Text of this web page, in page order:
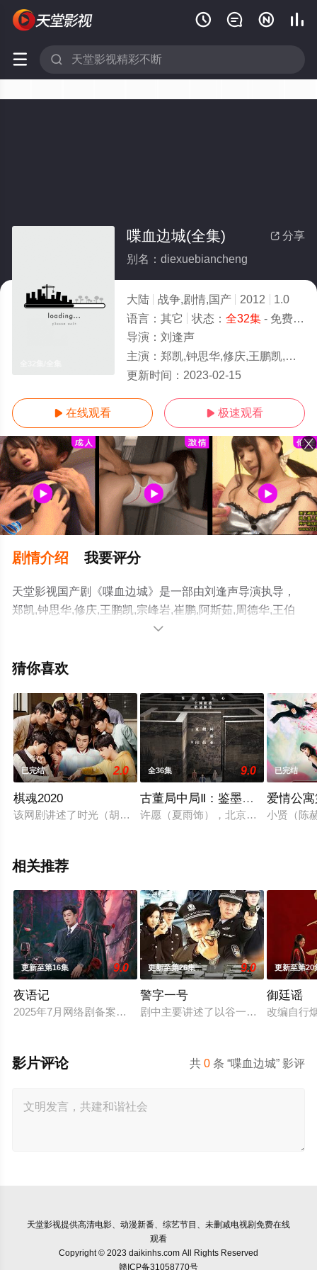
   
 
 分享
喋血边城(全集)
别名：diexuebiancheng
大陆 战争,剧情,国产 2012
1.0
语言： 其它 状态： 全32集- 免费在线观看
导演： 刘逢声
主演： 郑凯,钟思华,修庆,王鹏凯,宗峰岩,崔鹏,阿斯茹,周德华,王伯昭
更新时间： 2023-02-15
 在线观看  极速观看
剧情介绍 我要评分
天堂影视国产剧《喋血边城》是一部由刘逢声导演执导，
郑凯,钟思华,修庆,王鹏凯,宗峰岩,崔鹏,阿斯茹,周德华,王伯
昭等演员精彩演绎的大陆电视剧，大结局剧情已揭晓（全
天堂电影网，热播电视剧提前免费观看，更多剧情信息可

猜你喜欢
已完结 2.0
棋魂2020
该网剧讲述了时光（胡先煦 饰）在机缘巧合之下发现一个古老
全36集 9.0
古董局中局Ⅱ：鉴墨寻瓷
许愿（夏雨饰），北京潘家园小古董
已完结
爱情公
小贤（陈
相关推荐
更新至第16集 9.0
夜语记
2025年7月网络剧备案当代 都市 海南越酷文化传媒有限公司
更新至第26集 9.0
警字一号
剧中主要讲述了以谷一诚（李 崇霄
更新至第20
御廷谣
改编自行
共0 条 “喋血边城” 影评
影片评论
天堂影视提供高清电影、动漫新番、综艺节目、未删减电视剧免费在线
观看
Copyright © 2023 daikinhs.com All Rights Reserved
赣ICP备31058770号